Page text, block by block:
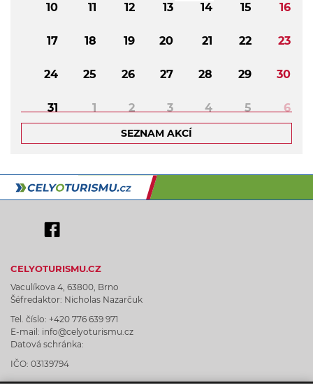
10 11 12 13 14 15 16
17 18 19 20 21 22 23
24 25 26 27 28 29 30
31 1 2 3 4 5 6
SEZNAM AKCÍ
CELYOTURISMU.CZ
Vaculíkova 4, 63800, Brno
Šéfredaktor: Nicholas Nazarčuk
Tel. číslo: +420 776 639 971
E-mail: info@celyoturismu.cz
Datová schránka:
IČO: 03139794